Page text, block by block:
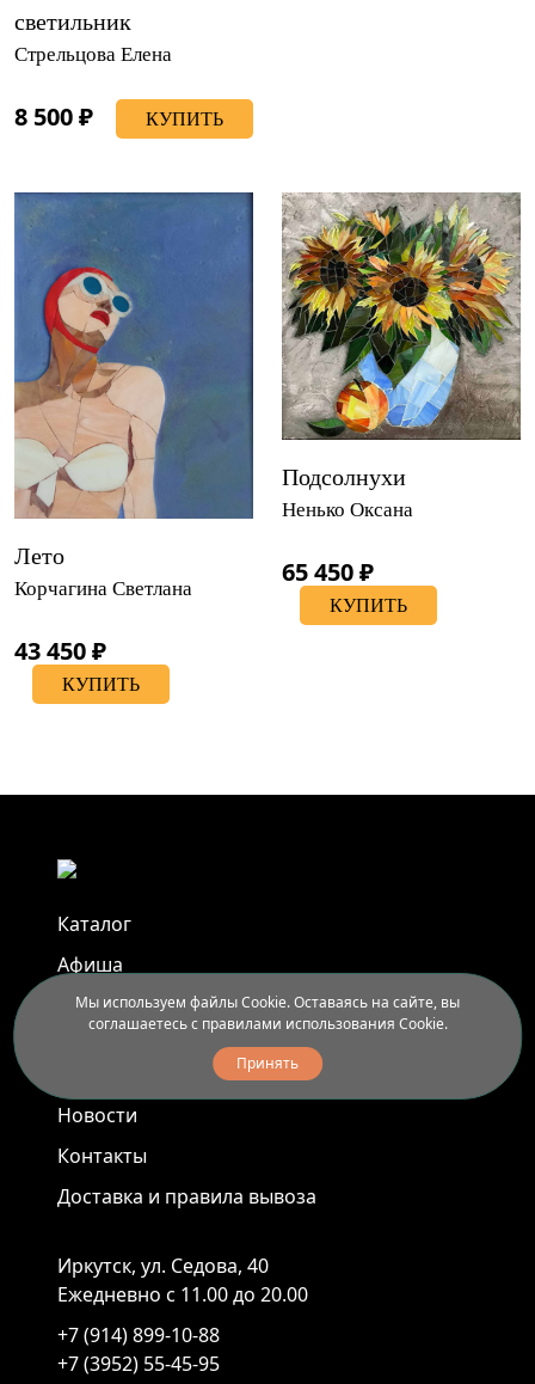
светильник
Стрельцова Елена
8 500 ₽ КУПИТЬ
Лето
Корчагина Светлана
43 450 ₽
КУПИТЬ
Подсолнухи
Ненько Оксана
65 450 ₽
КУПИТЬ
Каталог
Афиша
Арт-пленэры
Новости
Контакты
Доставка и правила вывоза
Иркутск, ул. Седова, 40
Ежедневно с 11.00 до 20.00
+7 (914) 899-10-88
+7 (3952) 55-45-95
Мы используем файлы Cookie. Оставаясь на сайте, вы
соглашаетесь с правилами использования Cookie.
Принять